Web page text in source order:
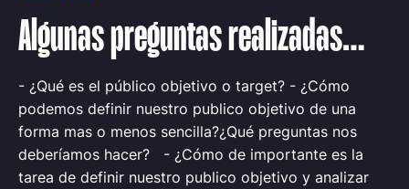
Algunas preguntas realizadas…
- ¿Qué es el público objetivo o target? - ¿Cómo
podemos definir nuestro publico objetivo de una
forma mas o menos sencilla?¿Qué preguntas nos
deberíamos hacer?
- ¿Cómo de importante es la
tarea de definir nuestro publico objetivo y analizar